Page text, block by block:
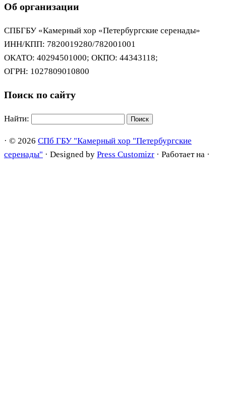
Об организации
СПБГБУ «Камерный хор «Петербургские серенады»
ИНН/КПП: 7820019280/782001001
ОКАТО: 40294501000; ОКПО: 44343118;
ОГРН: 1027809010800
Поиск по сайту
Найти:
· © 2026 СПб ГБУ "Камерный хор "Петербургские
серенады" · Designed by Press Customizr · Работает на ·